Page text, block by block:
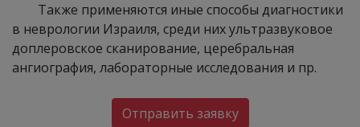
Также применяются иные способы диагностики
в неврологии Израиля, среди них ультразвуковое
доплеровское сканирование, церебральная
ангиография, лабораторные исследования и пр.
Отправить заявку